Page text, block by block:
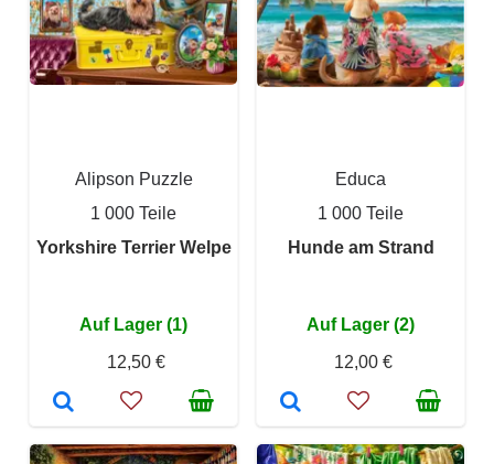
Alipson Puzzle
1 000 Teile
Yorkshire Terrier Welpe
Auf Lager (1)
12,50 €
Educa
1 000 Teile
Hunde am Strand
Auf Lager (2)
12,00 €